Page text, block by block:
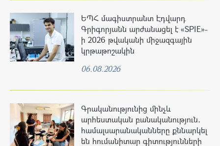
ԵՊՀ մագիստրանտ Էդվարդ
Գրիգորյանն արժանացել է «SPIE»-
ի 2026 թվականի միջազգային
կրթաթոշակին
06.08.2026
Գրականությունից մինչև
արհեստական բանականություն․
համալսարանականները քննարկել
են հումանիտար գիտությունների